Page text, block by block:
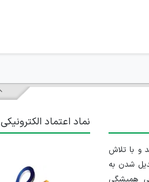
۱/۱۰ راه اندازی شد و با تلاش
شدن به
همیشگی
نماد اعتماد الکترونیکی